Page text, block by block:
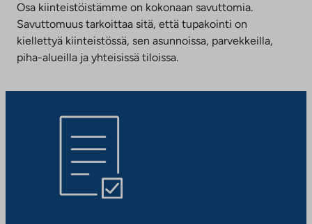
Osa kiinteistöistämme on kokonaan savuttomia.
Savuttomuus tarkoittaa sitä, että tupakointi on
kiellettyä kiinteistössä, sen asunnoissa, parvekkeilla,
piha-alueilla ja yhteisissä tiloissa.